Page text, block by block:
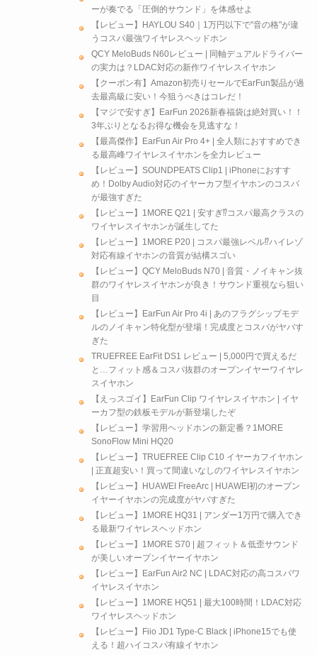
ーが奏でる「圧倒的サウンド」を体感せよ
【レビュー】HAYLOU S40｜1万円以下で"音の格"が違
うコスパ最強ワイヤレスヘッドホン
QCY MeloBuds N60レビュー | 同軸デュアルドライバー
の実力は？LDAC対応の新作ワイヤレスイヤホン
【クーポン有】Amazon初売りセールでEarFun製品が過
去最高級に安い！今狙うべきはコレだ！
【マジで安すぎ】EarFun 2026新春福袋は絶対買い！！
3年ぶりとなるお得な機会を見逃すな！
【最高傑作】EarFun Air Pro 4+ | 全人類におすすめでき
る最高峰ワイヤレスイヤホンを全力レビュー
【レビュー】SOUNDPEATS Clip1 | iPhoneにおすす
め！Dolby Audio対応のイヤーカフ型イヤホンのコスパ
が最強すぎた
【レビュー】1MORE Q21 | 安すぎ⁉︎コスパ最高クラスの
ワイヤレスイヤホンが誕生してた
【レビュー】1MORE P20 | コスパ最強レベル⁉︎ハイレゾ
対応有線イヤホンの音質が結構スゴい
【レビュー】QCY MeloBuds N70 | 音質・ノイキャン抜
群のワイヤレスイヤホンが良き！サウンド重視なら狙い
目
【レビュー】EarFun Air Pro 4i | あのフラグシップモデ
ルのノイキャン特化型が登場！完成度とコスパがヤバす
ぎた
TRUEFREE EarFit DS1 レビュー | 5,000円で買えるだ
と…フィット感＆コスパ抜群のオープンイヤーワイヤレ
スイヤホン
【えっスゴイ】EarFun Clip ワイヤレスイヤホン | イヤ
ーカフ型の鉄板モデルが新登場したぞ
【レビュー】学習用ヘッドホンの新定番？1MORE
SonoFlow Mini HQ20
【レビュー】TRUEFREE Clip C10 イヤーカフイヤホン
| 正直超安い！買って間違いなしのワイヤレスイヤホン
【レビュー】HUAWEI FreeArc | HUAWEI初のオープン
イヤーイヤホンの完成度がヤバすぎた
【レビュー】1MORE HQ31 | アンダー1万円で購入でき
る最新ワイヤレスヘッドホン
【レビュー】1MORE S70 | 超フィット＆低歪サウンド
が美しいオープンイヤーイヤホン
【レビュー】EarFun Air2 NC | LDAC対応の高コスパワ
イヤレスイヤホン
【レビュー】1MORE HQ51 | 最大100時間！LDAC対応
ワイヤレスヘッドホン
【レビュー】Fiio JD1 Type-C Black | iPhone15でも使
える！超ハイコスパ有線イヤホン